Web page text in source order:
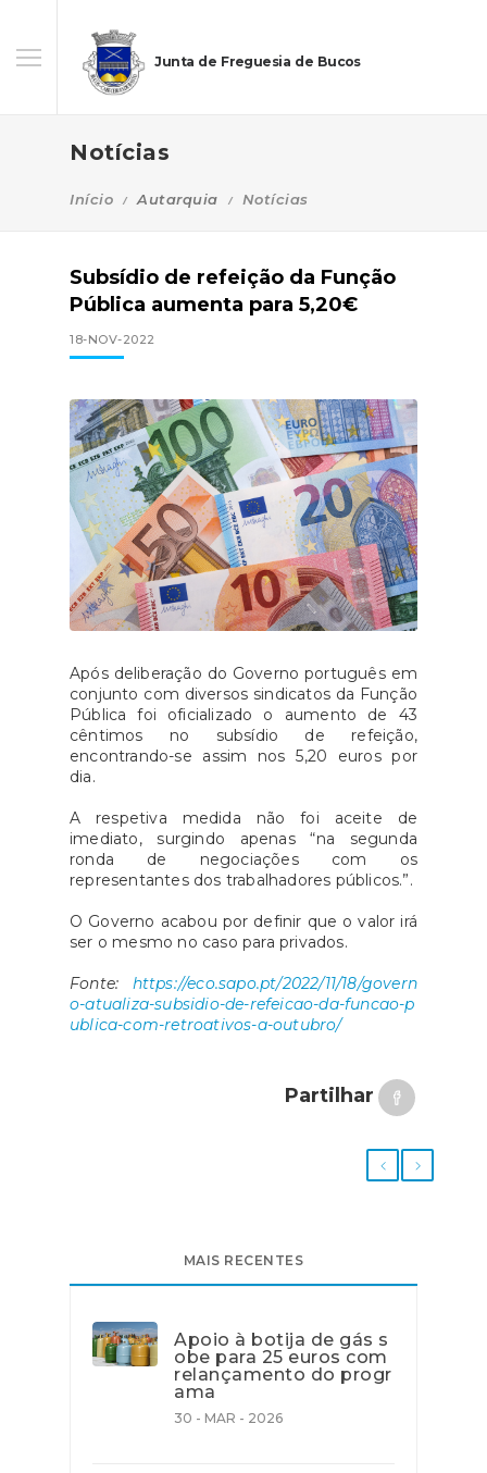
Junta de Freguesia de Bucos
Notícias
Início Autarquia Notícias
Subsídio de refeição da Função
Pública aumenta para 5,20€
18-NOV-2022
Após deliberação do Governo português em
conjunto com diversos sindicatos da Função
Pública foi oficializado o aumento de 43
cêntimos no subsídio de refeição,
encontrando-se assim nos 5,20 euros por
dia.
A respetiva medida não foi aceite de
imediato, surgindo apenas “na segunda
ronda de negociações com os
representantes dos trabalhadores públicos.”.
O Governo acabou por definir que o valor irá
ser o mesmo no caso para privados.
Fonte: https://eco.sapo.pt/2022/11/18/govern
o-atualiza-subsidio-de-refeicao-da-funcao-p
ublica-com-retroativos-a-outubro/
Partilhar
MAIS RECENTES
Apoio à botija de gás s
obe para 25 euros com
relançamento do progr
ama
30 - MAR - 2026